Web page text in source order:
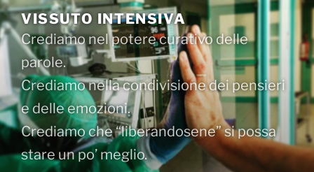
Salta
al
contenuto
VISSUTO INTENSIVA
Crediamo nel potere curativo delle
parole.
Crediamo nella condivisione dei pensieri
e delle emozioni.
Crediamo che “liberandosene” si possa
stare un po’ meglio.